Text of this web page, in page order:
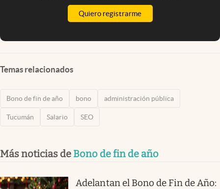
Quiero registrarme
Temas relacionados
Bono de fin de año bono administración pública
Tucumán Salario SEO
Más noticias de Bono de fin de año
Adelantan el Bono de Fin de Año: